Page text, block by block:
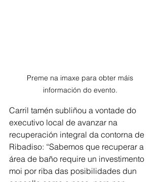
Preme na imaxe para obter máis
información do evento.
Carril tamén subliñou a vontade do
executivo local de avanzar na
recuperación integral da contorna de
Ribadiso: “Sabemos que recuperar a
área de baño require un investimento
moi por riba das posibilidades dun